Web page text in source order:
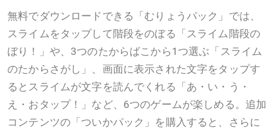
無料でダウンロードできる「むりょうパック」では、
スライムをタップして階段をのぼる「スライム階段の
ぼり！」や、3つのたからばこから1つ選ぶ「スライム
のたからさがし」、画面に表示された文字をタップす
るとスライムが文字を読んでくれる「あ・い・う・
え・おタップ！」など、6つのゲームが楽しめる。追加
コンテンツの「ついかパック」を購入すると、さらに